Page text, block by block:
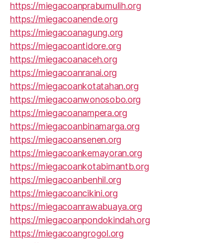
https://miegacoanprabumulih.org
https://miegacoanende.org
https://miegacoanagung.org
https://miegacoantidore.org
https://miegacoanaceh.org
https://miegacoanranai.org
https://miegacoankotatahan.org
https://miegacoanwonosobo.org
https://miegacoanampera.org
https://miegacoanbinamarga.org
https://miegacoansenen.org
https://miegacoankemayoran.org
https://miegacoankotabimantb.org
https://miegacoanbenhil.org
https://miegacoancikini.org
https://miegacoanrawabuaya.org
https://miegacoanpondokindah.org
https://miegacoangrogol.org